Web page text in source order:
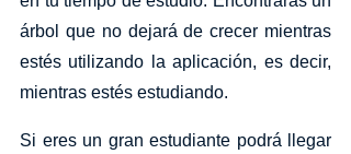
árbol que no dejará de crecer mientras
estés utilizando la aplicación, es decir,
mientras estés estudiando.
Si eres un gran estudiante podrá llegar